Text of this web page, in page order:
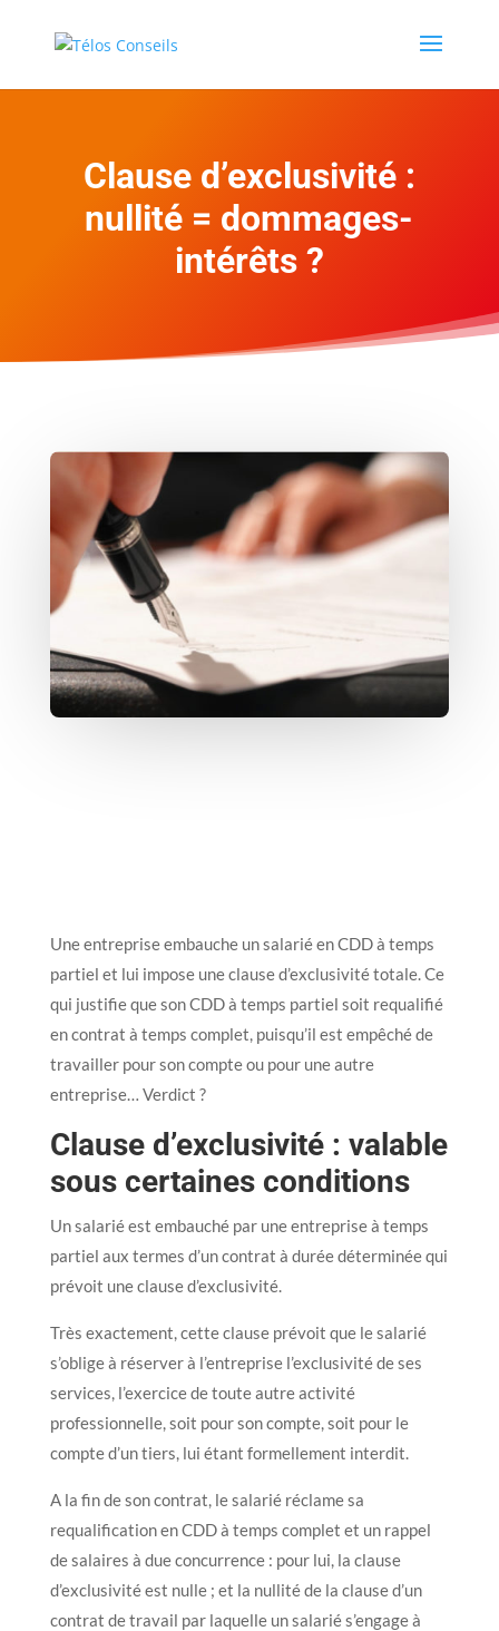
Clause d’exclusivité :
nullité = dommages-
intérêts ?
Une entreprise embauche un salarié en CDD à temps
partiel et lui impose une clause d’exclusivité totale. Ce
qui justifie que son CDD à temps partiel soit requalifié
en contrat à temps complet, puisqu’il est empêché de
travailler pour son compte ou pour une autre
entreprise… Verdict ?
Clause d’exclusivité : valable
sous certaines conditions
Un salarié est embauché par une entreprise à temps
partiel aux termes d’un contrat à durée déterminée qui
prévoit une clause d’exclusivité.
Très exactement, cette clause prévoit que le salarié
s’oblige à réserver à l’entreprise l’exclusivité de ses
services, l’exercice de toute autre activité
professionnelle, soit pour son compte, soit pour le
compte d’un tiers, lui étant formellement interdit.
A la fin de son contrat, le salarié réclame sa
requalification en CDD à temps complet et un rappel
de salaires à due concurrence : pour lui, la clause
d’exclusivité est nulle ; et la nullité de la clause d’un
contrat de travail par laquelle un salarié s’engage à